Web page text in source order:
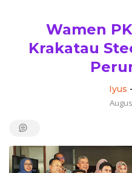
Wamen
Krakatau
Iyus -